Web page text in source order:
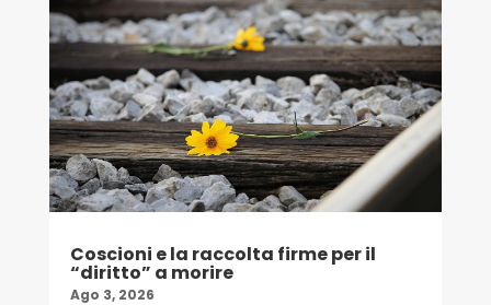
Coscioni e la raccolta firme per il
“diritto” a morire
Ago 3, 2026